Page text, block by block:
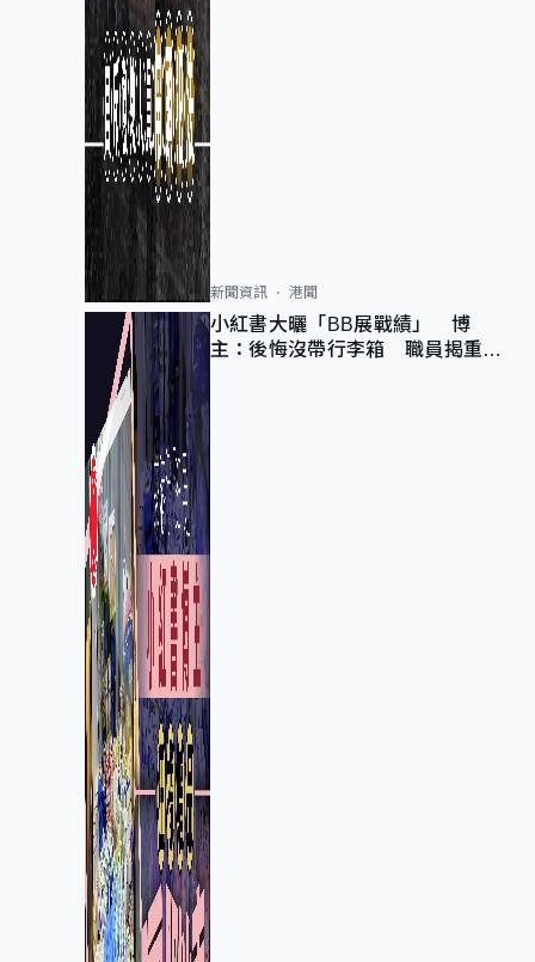
新聞資訊 港聞
小紅書大曬「BB展戰績」 博
主：後悔沒帶行李箱 職員揭重複